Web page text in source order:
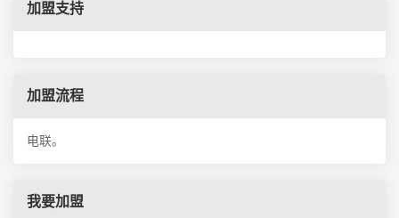
加盟支持
加盟流程
电联。
我要加盟